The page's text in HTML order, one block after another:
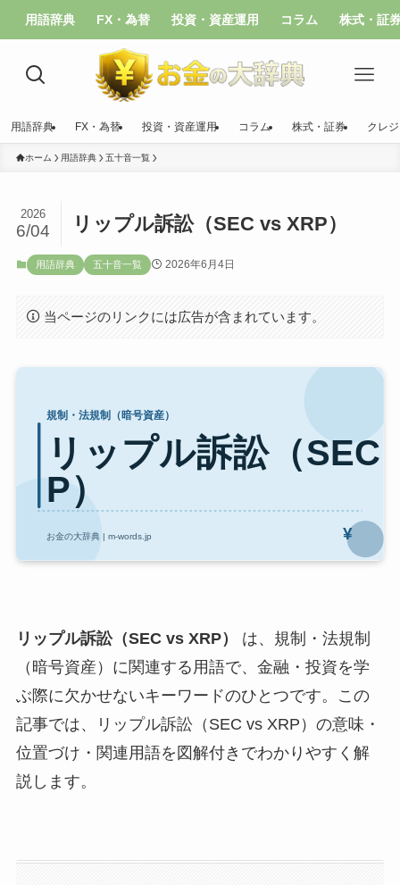
用語辞典 FX・為替 投資・資産運用 コラム 株式・証
用語辞典 FX・為替 投資・資産運用 コラム 株式・証券 クレ
ホーム 用語辞典 五十音一覧
リップル訴訟（SEC vs XRP）
2026
6/04
用語辞典 五十音一覧 2026年6月4日
当ページのリンクには広告が含まれています。
リップル訴訟（SEC vs XRP）
は、規制・法規制
（暗号資産）に関連する用語で、金融・投資を学
ぶ際に欠かせないキーワードのひとつです。この
記事では、リップル訴訟（SEC vs XRP）の意味・
位置づけ・関連用語を図解付きでわかりやすく解
説します。